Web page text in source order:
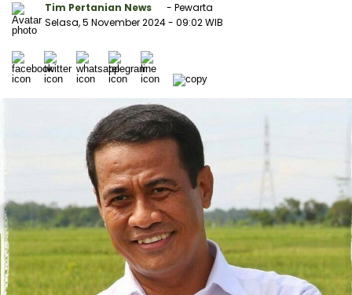
Tim Pertanian News
- Pewarta
Selasa, 5 November 2024- 09:02 WIB